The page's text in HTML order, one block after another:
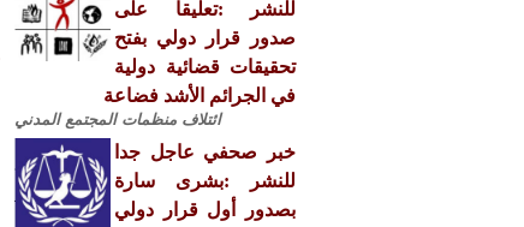
للنشر :تعليقا على
صدور قرار دولي بفتح
تحقيقات قضائية دولية
في الجرائم الأشد فضاعة
ائتلاف منظمات المجتمع المدني
خبر صحفي عاجل جدا
للنشر :بشرى سارة
بصدور أول قرار دولي